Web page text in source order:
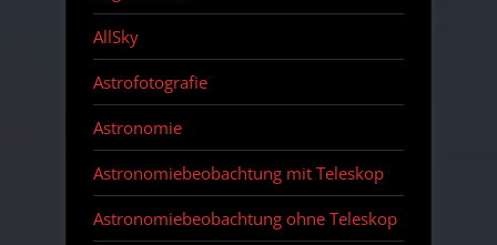
AllSky
Astrofotografie
Astronomie
Astronomiebeobachtung mit Teleskop
Astronomiebeobachtung ohne Teleskop